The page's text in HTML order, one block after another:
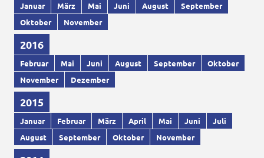
Januar März Mai Juni August
September
Oktober
November
2016
Februar Mai Juni August September
Oktober
November
Dezember
2015
Januar Februar März April Mai Juni
Juli
August
September Oktober November